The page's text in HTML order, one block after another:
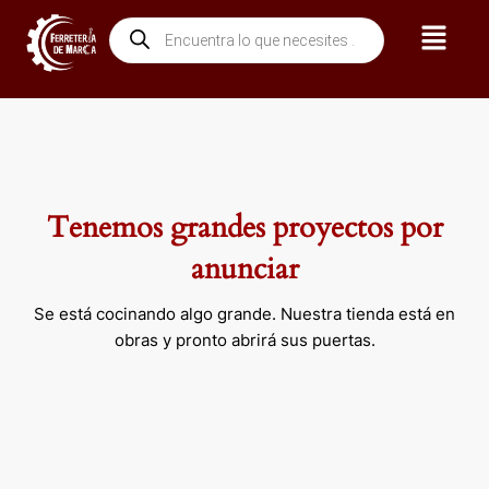
contenido
Búsqueda
de
productos
Menú
Tenemos grandes proyectos por
anunciar
Se está cocinando algo grande. Nuestra tienda está en
obras y pronto abrirá sus puertas.